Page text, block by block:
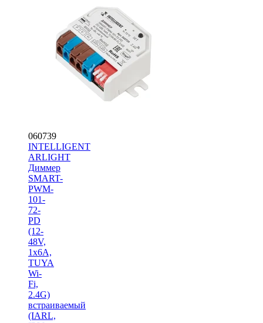
060739
INTELLIGENT
ARLIGHT
Диммер
SMART-
PWM-
101-
72-
PD
(12-
48V,
1x6A,
TUYA
Wi-
Fi,
2.4G)
встраиваемый
(IARL,